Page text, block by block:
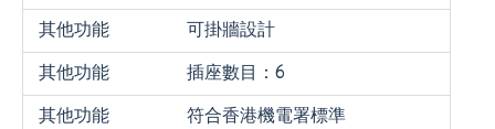
其他功能
可掛牆設計
其他功能
插座數目：6
其他功能
符合香港機電署標準